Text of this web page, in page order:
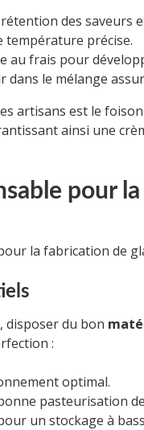
des saveurs
température précise.
au frais pour
dans le mélange
artisans est le
ainsi une
pour
la fabrication de
disposer du bon
:
optimal.
pasteurisation
un stockage à